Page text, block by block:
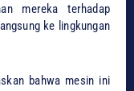
mereka terhadap
ke lingkungan
bahwa mesin ini